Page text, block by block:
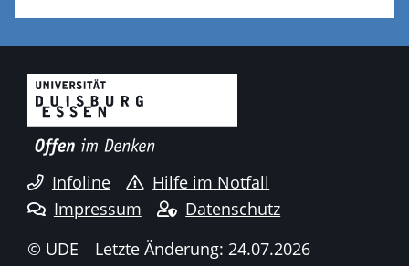
Infoline
Hilfe im Notfall
Impressum
Datenschutz
© UDE
Letzte Änderung: 24.07.2026